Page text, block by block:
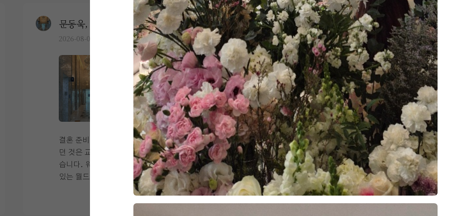
문동욱, 양형경
2026-08-05
0
+4
결혼 준비를 하면서 가장 중요하게 생각했
던 것은 교통, 식사, 그리고 예식 분위기였
습니다. 웨딩투어 당일에 첫번째로 상암에
있는 월드컵 컨벤션을 가서 상담을 진행했
고 두번째는 시청역에 위치한 오펠리스 웨
더 보기
홍승범, 연지윤
2026-08-03 23명 읽음
0
+6
저희 같은 경우에는 지방 하객 분들이 많아
교통편이 중요한지라 서울역 주변에 위치
해있는 오펠리스 웨딩홀을 찾아가게 되었
습니다. 처음 찾아갔을 때 식장이 20층이
라고 해서 올라오는데 힘들면 어떡하나 라
더 보기